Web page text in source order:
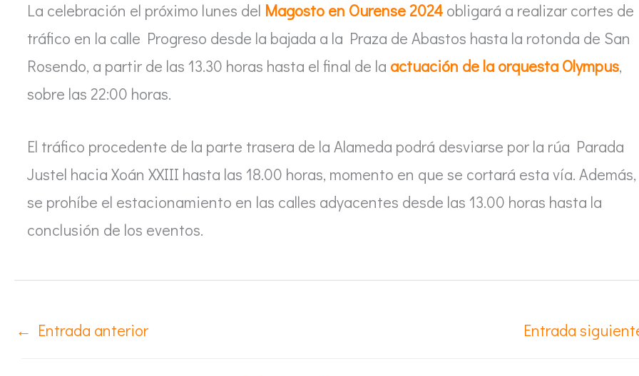
La celebración el próximo lunes del Magosto en Ourense 2024 obligará a realizar cortes de
tráfico en la calle Progreso desde la bajada a la Praza de Abastos hasta la rotonda de San
Rosendo, a partir de las 13.30 horas hasta el final de la actuación de la orquesta Olympus,
sobre las 22:00 horas.
El tráfico procedente de la parte trasera de la Alameda podrá desviarse por la rúa Parada
Justel hacia Xoán XXIII hasta las 18.00 horas, momento en que se cortará esta vía. Además,
se prohíbe el estacionamiento en las calles adyacentes desde las 13.00 horas hasta la
conclusión de los eventos.
← Entrada anterior Entrada